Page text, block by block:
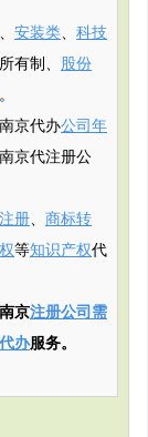
、 安装类、 科技
有制、 股份
。
京代办公司年
京代注册公
册、 商标转
等知识产权代
京注册公司需
办服务。